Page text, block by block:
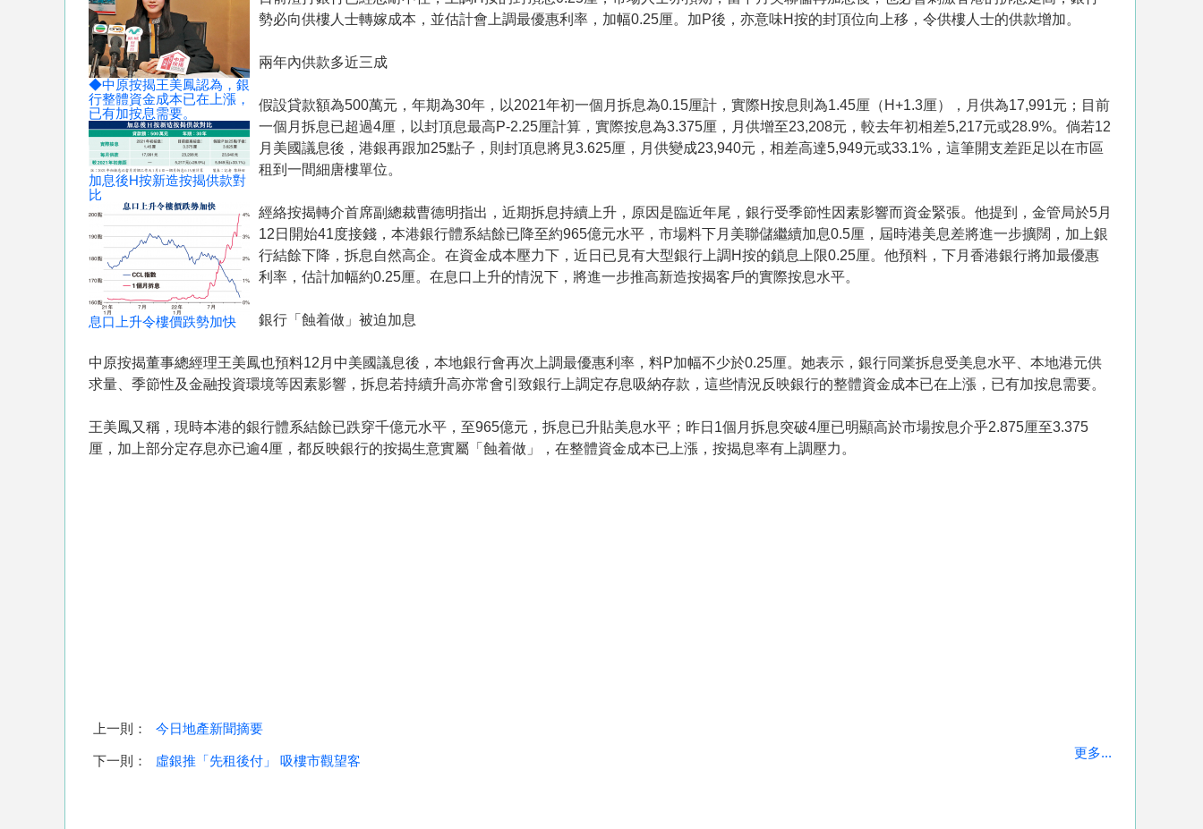
◆中原按揭王美鳳認為，銀
行整體資金成本已在上漲，
已有加按息需要。
加息後H按新造按揭供款對
比
息口上升令樓價跌勢加快
勢必向供樓人士轉嫁成本，並估計會上調最優惠利率，加幅0.25厘。加P後，亦意味H按的封頂位向上移，令供樓人士的供款增加。
兩年內供款多近三成
假設貸款額為500萬元，年期為30年，以2021年初一個月拆息為0.15厘計，實際H按息則為1.45厘（H+1.3厘），月供為17,991元；目前
一個月拆息已超過4厘，以封頂息最高P-2.25厘計算，實際按息為3.375厘，月供增至23,208元，較去年初相差5,217元或28.9%。倘若12
月美國議息後，港銀再跟加25點子，則封頂息將見3.625厘，月供變成23,940元，相差高達5,949元或33.1%，這筆開支差距足以在市區
租到一間細唐樓單位。
經絡按揭轉介首席副總裁曹德明指出，近期拆息持續上升，原因是臨近年尾，銀行受季節性因素影響而資金緊張。他提到，金管局於5月
12日開始41度接錢，本港銀行體系結餘已降至約965億元水平，市場料下月美聯儲繼續加息0.5厘，屆時港美息差將進一步擴闊，加上銀
行結餘下降，拆息自然高企。在資金成本壓力下，近日已見有大型銀行上調H按的鎖息上限0.25厘。他預料，下月香港銀行將加最優惠
利率，估計加幅約0.25厘。在息口上升的情況下，將進一步推高新造按揭客戶的實際按息水平。
銀行「蝕着做」被迫加息
中原按揭董事總經理王美鳳也預料12月中美國議息後，本地銀行會再次上調最優惠利率，料P加幅不少於0.25厘。她表示，銀行同業拆息受美息水平、本地港元供
求量、季節性及金融投資環境等因素影響，拆息若持續升高亦常會引致銀行上調定存息吸納存款，這些情況反映銀行的整體資金成本已在上漲，已有加按息需要。
王美鳳又稱，現時本港的銀行體系結餘已跌穿千億元水平，至965億元，拆息已升貼美息水平；昨日1個月拆息突破4厘已明顯高於市場按息介乎2.875厘至3.375
厘，加上部分定存息亦已逾4厘，都反映銀行的按揭生意實屬「蝕着做」，在整體資金成本已上漲，按揭息率有上調壓力。
上一則： 今日地產新聞摘要
下一則： 虛銀推「先租後付」 吸樓市觀望客
更多...